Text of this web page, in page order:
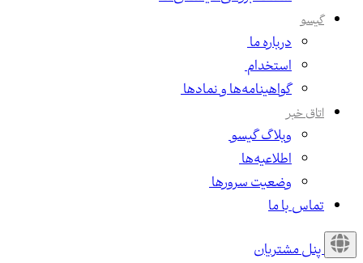
گیسو
درباره ما
استخدام
گواهینامه‌ها و نمادها
اتاق خبر
وبلاگ گیسو
اطلاعیه‌ها
وضعیت سرورها
تماس با ما
پنل مشتریان